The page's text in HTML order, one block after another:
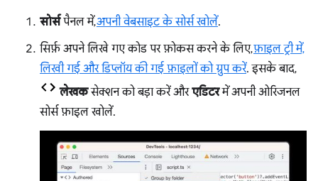
सोर्सपैनल में,अपनी वेबसाइट के सोर्स खोलें.
सिर्फ़ अपने लिखे गए कोड पर फ़ोकस करने के लिए,फ़ाइल ट्री में,
लिखी गई और डिप्लॉय की गई फ़ाइलों को ग्रुप करें. इसके बाद,
लेखकसेक्शन को बड़ा करें औरएडिटरमें अपनी ओरिजनल
सोर्स फ़ाइल खोलें.